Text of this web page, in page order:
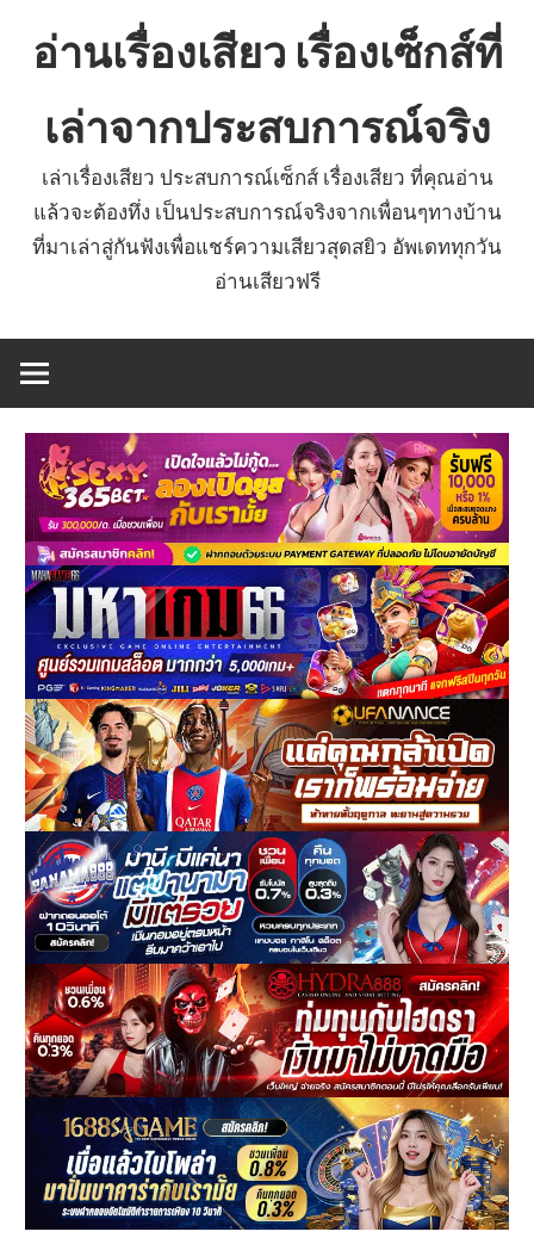
อ่านเรื่องเสียว เรื่องเซ็กส์ที่
เล่าจากประสบการณ์จริง
เล่าเรื่องเสียว ประสบการณ์เซ็กส์ เรื่องเสียว ที่คุณอ่าน
แล้วจะต้องทึ่ง เป็นประสบการณ์จริงจากเพื่อนๆทางบ้าน
ที่มาเล่าสู่กันฟังเพื่อแชร์ความเสียวสุดสยิว อัพเดททุกวัน
อ่านเสียวฟรี